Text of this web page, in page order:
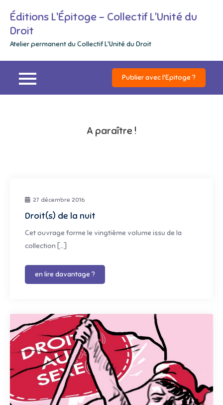
content
Éditions L'Épitoge – Collectif L'Unité du
Droit
Atelier permanent du Collectif L'Unité du Droit
Publier avec l'Epitoge ?
A paraître !
27 décembre 2016
Droit(s) de la nuit
Cet ouvrage forme le vingtième volume issu de la
collection […]
en lire davantage ?